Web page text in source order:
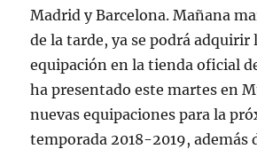
Madrid y Barcelona. Mañana
de la tarde, ya se podrá adquirir
equipación en la tienda oficial
ha presentado este martes en
nuevas equipaciones para la
temporada 2018-2019, además